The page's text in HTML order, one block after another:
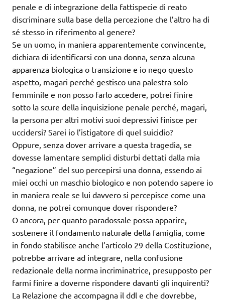
penale e di integrazione della fattispecie di reato
discriminare sulla base della percezione che l’altro ha di
sé stesso in riferimento al genere?
Se un uomo, in maniera apparentemente convincente,
dichiara di identificarsi con una donna, senza alcuna
apparenza biologica o transizione e io nego questo
aspetto, magari perché gestisco una palestra solo
femminile e non posso farlo accedere, potrei finire
sotto la scure della inquisizione penale perché, magari,
la persona per altri motivi suoi depressivi finisce per
uccidersi? Sarei io l’istigatore di quel suicidio?
Oppure, senza dover arrivare a questa tragedia, se
dovesse lamentare semplici disturbi dettati dalla mia
“negazione” del suo percepirsi una donna, essendo ai
miei occhi un maschio biologico e non potendo sapere io
in maniera reale se lui davvero si percepisce come una
donna, ne potrei comunque dover rispondere?
O ancora, per quanto paradossale possa apparire,
sostenere il fondamento naturale della famiglia, come
in fondo stabilisce anche l’articolo 29 della Costituzione,
potrebbe arrivare ad integrare, nella confusione
redazionale della norma incriminatrice, presupposto per
farmi finire a doverne rispondere davanti gli inquirenti?
La Relazione che accompagna il ddl e che dovrebbe,